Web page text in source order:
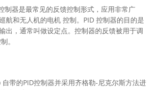
制器是最常见的反馈控制形式，应用非常广
航和无人机的电机 控制。PID 控制器的目的是
出，通常叫做设定点。控制器的反馈被用于调
。
带的PID控制器并采用齐格勒-尼克尔斯方法进